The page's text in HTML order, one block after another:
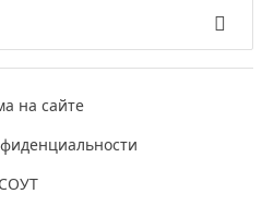
на сайте
СОУТ